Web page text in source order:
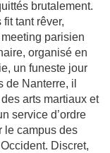
brutalement.
fit tant rêver,
parisien
organisé en
un funeste jour
de Nanterre, il
arts martiaux et
service d’ordre
le campus des
Discret,